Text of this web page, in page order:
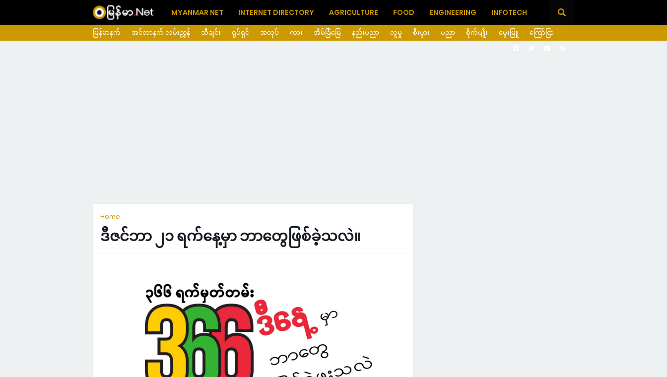
MYANMAR NET INTERNET DIRECTORY AGRICULTURE FOOD ENGINEERING INFOTECH
မြန်မာနက် အင်တာနက် လမ်းညွှန် သီချင်း ရုပ်ရှင် အလုပ် ကား အိမ်ခြံမြေ နည်းပညာ လူမှု စီးပွား ပညာ စိုက်ပျိုး မွေးမြူ ကြော်ငြာ
Home
ဒီဇင်ဘာ ၂၁ ရက်နေ့မှာ ဘာတွေဖြစ်ခဲ့သလဲ။